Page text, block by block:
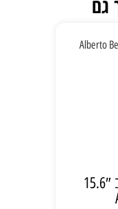
גם
תיק עור 3 תאים לעבודה ולמחשב 15.6″